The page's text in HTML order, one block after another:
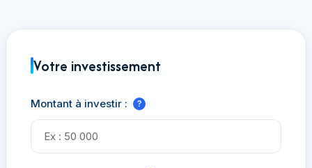
Votre investissement
Montant à investir : ?